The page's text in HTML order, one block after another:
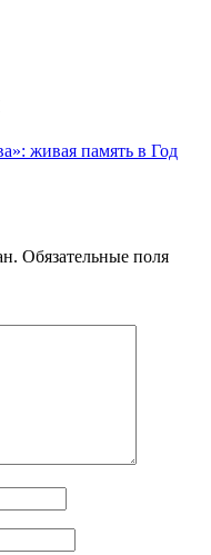
живая память в Год
Обязательные поля